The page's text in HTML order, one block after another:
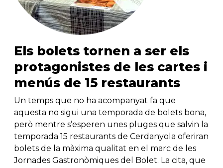
Els bolets tornen a ser els
protagonistes de les cartes i
menús de 15 restaurants
Un temps que no ha acompanyat fa que
aquesta no sigui una temporada de bolets bona,
però mentre s’esperen unes pluges que salvin la
temporada 15 restaurants de Cerdanyola oferiran
bolets de la màxima qualitat en el marc de les
Jornades Gastronòmiques del Bolet. La cita, que